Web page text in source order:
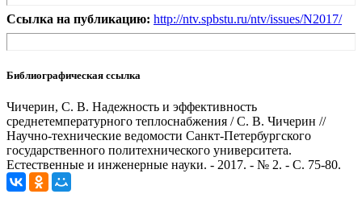
Ссылка на публикацию: http://ntv.spbstu.ru/ntv/issues/N2017/
Библиографическая ссылка
Чичерин, С. В. Надежность и эффективность
среднетемпературного теплоснабжения / С. В. Чичерин //
Научно-технические ведомости Санкт-Петербургского
государственного политехнического университета.
Естественные и инженерные науки. - 2017. - № 2. - С. 75-80.